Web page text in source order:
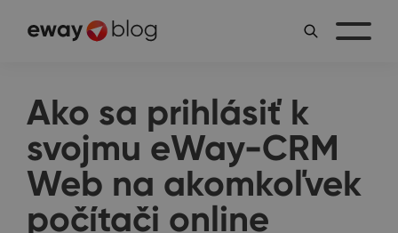
Ako sa prihlásiť k
svojmu eWay-CRM
Web na akomkoľvek
počítači online